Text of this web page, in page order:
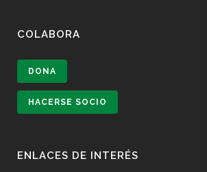
COLABORA
DONA
HACERSE SOCIO
ENLACES DE INTERÉS